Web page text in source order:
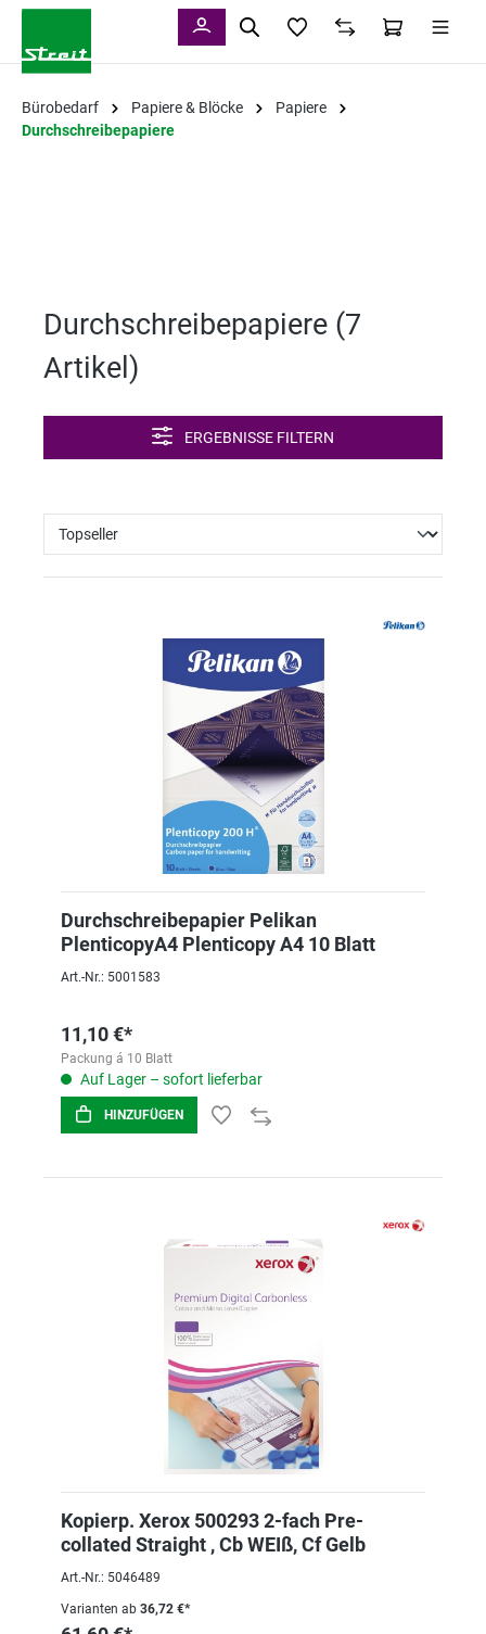
Bürobedarf Papiere & Blöcke
Papiere
Durchschreibepapiere
Durchschreibepapiere (7
Artikel )
ERGEBNISSE FILTERN
Durchschreibepapier Pelikan
PlenticopyA4 Plenticopy A4 10 Blatt
Art.-Nr.: 5001583
11,10 €*
Packung á 10 Blatt
Auf Lager – sofort lieferbar
HINZUFÜGEN
Kopierp. Xerox 500293 2-fach Pre-
collated Straight , Cb WEIß, Cf Gelb
Art.-Nr.: 5046489
Varianten ab 36,72 €*